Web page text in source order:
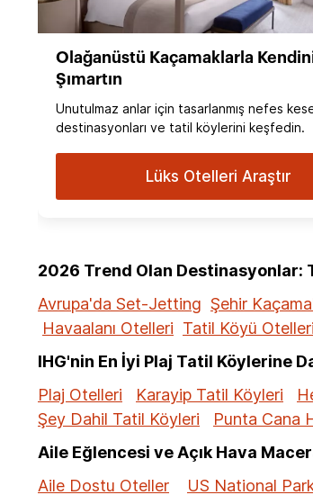
Olağanüstü Kaçamaklarla
Şımartın
Unutulmaz anlar için tasarlanmış nefes
destinasyonları ve tatil köylerini keşfedin.
Lüks Otelleri Araştır
2026 Trend Olan Destinasyonlar:
Avrupa'da Set-Jetting Şehir
Havaalanı Otelleri Tatil Köyü Otelleri
IHG'nin En İyi Plaj Tatil Köylerine
Plaj Otelleri
Karayip Tatil Köyleri
Şey Dahil Tatil Köyleri
Punta Cana
Aile Eğlencesi ve Açık Hava
Aile Dostu Oteller
US National